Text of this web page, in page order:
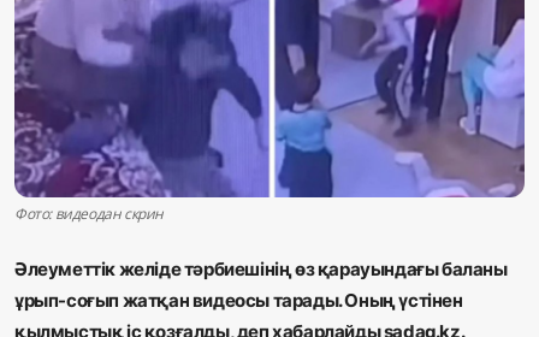
Жаңалықтар
Қоғам
Спорт
Әлем
Фото: видеодан скрин
Әлеуметтік желіде тәрбиешінің өз қарауындағы баланы
ұрып-соғып жатқан видеосы тарады. Оның үстінен
қылмыстық іс қозғалды, деп хабарлайдыsadaq.kz.